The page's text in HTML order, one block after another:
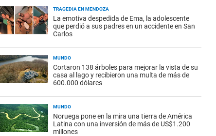
TRAGEDIA EN MENDOZA
La emotiva despedida de Ema, la adolescente
que perdió a sus padres en un accidente en San
Carlos
MUNDO
Cortaron 138 árboles para mejorar la vista de su
casa al lago y recibieron una multa de más de
600.000 dólares
MUNDO
Noruega pone en la mira una tierra de América
Latina con una inversión de más de US$1.200
millones